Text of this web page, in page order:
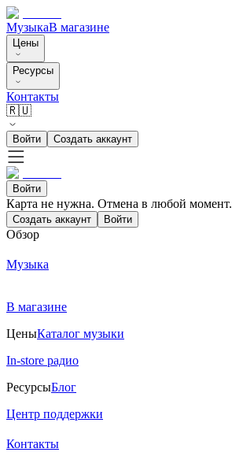
МузыкаВ магазине
Цены
Ресурсы
Контакты
🇷🇺
Войти Создать аккаунт
Войти
Карта не нужна. Отмена в любой момент.
Создать аккаунт Войти
Обзор
Музыка
В магазине
ЦеныКаталог музыки
In-store радио
РесурсыБлог
Центр поддержки
Контакты